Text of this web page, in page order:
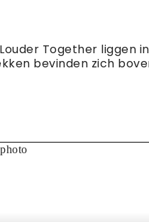
Together liggen
bevinden zich